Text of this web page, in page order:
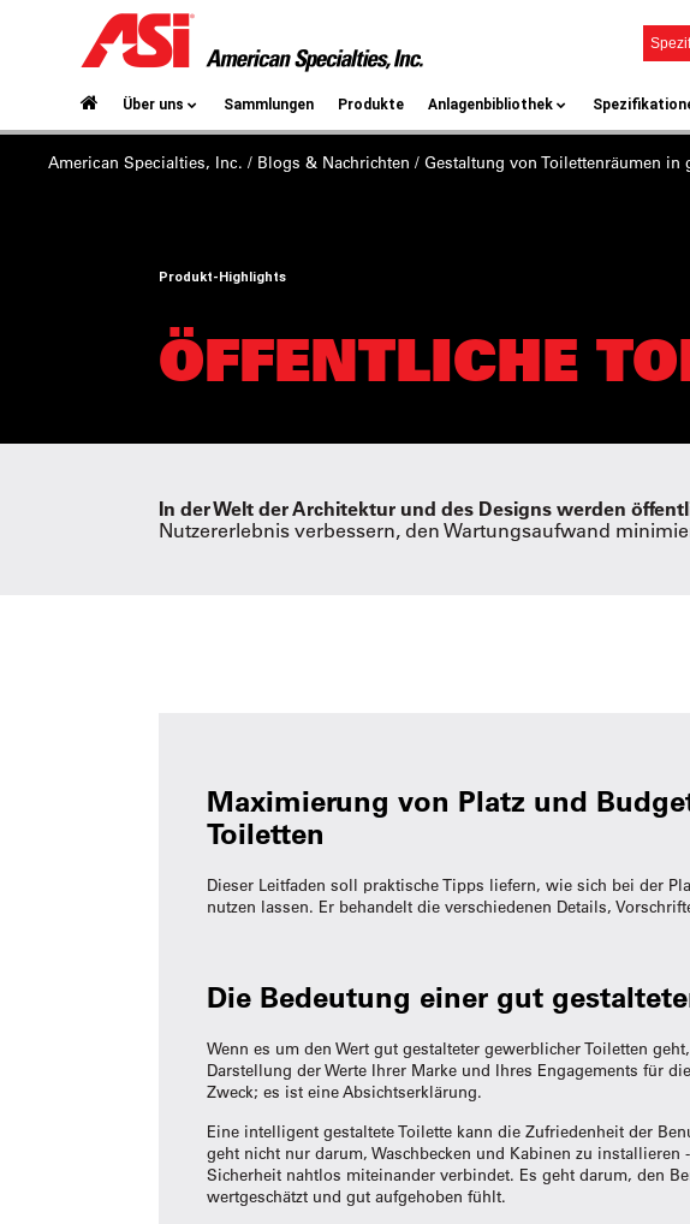
Über uns Sammlungen Produkte Anlagenbibliothek
American Specialties, Inc. / Blogs & Nachrichten / Gestaltung von Toilettenräumen in
Produkt-Highlights
ÖFFENTLICHE
In der Welt der Architektur und des Designs werden
Nutzererlebnis verbessern, den Wartungsaufwand
Maximierung von Platz und
Toiletten
Dieser Leitfaden soll praktische Tipps liefern, wie sich bei der
nutzen lassen. Er behandelt die verschiedenen Details,
Die Bedeutung einer gut
Wenn es um den Wert gut gestalteter gewerblicher Toiletten
Darstellung der Werte Ihrer Marke und Ihres Engagements für
Zweck; es ist eine Absichtserklärung.
Eine intelligent gestaltete Toilette kann die Zufriedenheit der
geht nicht nur darum, Waschbecken und Kabinen zu
Sicherheit nahtlos miteinander verbindet. Es geht darum, den
wertgeschätzt und gut aufgehoben fühlt.